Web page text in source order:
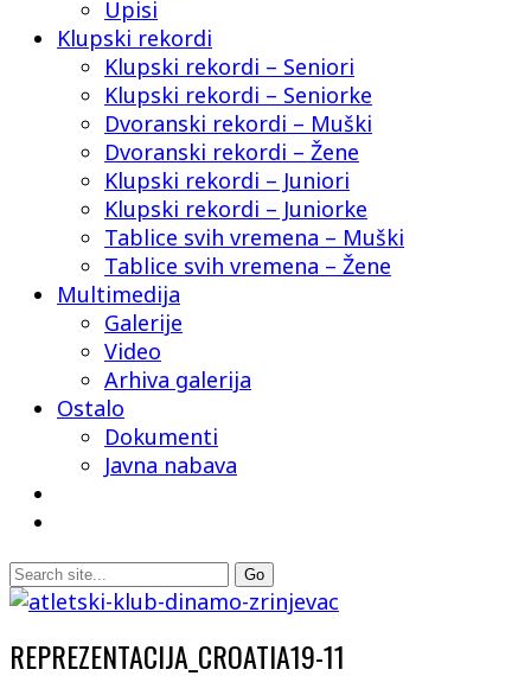
Upisi
Klupski rekordi
Klupski rekordi – Seniori
Klupski rekordi – Seniorke
Dvoranski rekordi – Muški
Dvoranski rekordi – Žene
Klupski rekordi – Juniori
Klupski rekordi – Juniorke
Tablice svih vremena – Muški
Tablice svih vremena – Žene
Multimedija
Galerije
Video
Arhiva galerija
Ostalo
Dokumenti
Javna nabava
REPREZENTACIJA_CROATIA19-11